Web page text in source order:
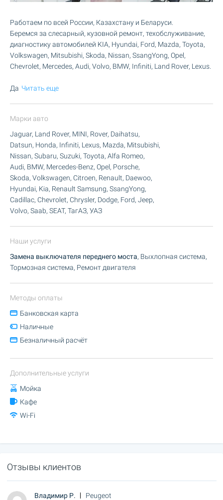
Работаем по всей России, Казахстану и Беларуси.
Беремся за слесарный, кузовной ремонт, техобслуживание,
диагностику автомобилей KIA, Hyundai, Ford, Mazda, Toyota,
Volkswagen, Mitsubishi, Skoda, Nissan, SsangYong, Opel,
Chevrolet, Mercedes, Audi, Volvo, BMW, Infiniti, Land Rover, Lexus.
Да Читать еще
Марки авто
Jaguar, Land Rover, MINI, Rover, Daihatsu,
Datsun, Honda, Infiniti, Lexus, Mazda, Mitsubishi,
Nissan, Subaru, Suzuki, Toyota, Alfa Romeo,
Audi, BMW, Mercedes-Benz, Opel, Porsche,
Skoda, Volkswagen, Citroen, Renault, Daewoo,
Hyundai, Kia, Renault Samsung, SsangYong,
Cadillac, Chevrolet, Chrysler, Dodge, Ford, Jeep,
Volvo, Saab, SEAT, ТагАЗ, УАЗ
Наши услуги
Замена выключателя переднего моста, Выхлопная система,
Тормозная система, Ремонт двигателя
Методы оплаты
Банковская карта
Наличные
Безналичный расчёт
Дополнительные услуги
Мойка
Кафе
Wi-Fi
Отзывы клиентов
Владимир Р. Peugeot